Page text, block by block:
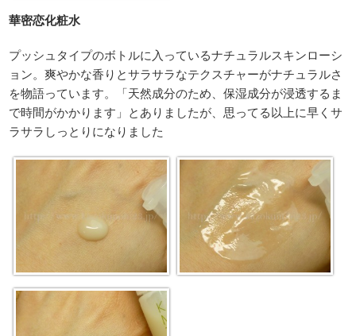
華密恋化粧水
プッシュタイプのボトルに入っているナチュラルスキンローシ
ョン。爽やかな香りとサラサラなテクスチャーがナチュラルさ
を物語っています。「天然成分のため、保湿成分が浸透するま
で時間がかかります」とありましたが、思ってる以上に早くサ
ラサラしっとりになりました